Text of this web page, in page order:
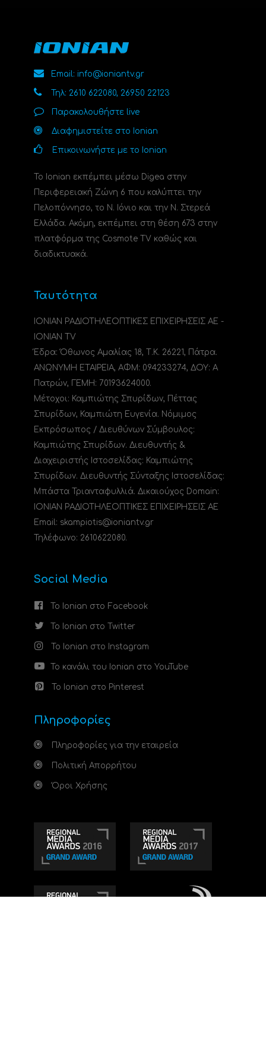
Email: info@ioniantv.gr
Τηλ: 2610 622080, 26950 22123
Παρακολουθήστε live
Διαφημιστείτε στο Ionian
Επικοινωνήστε με το Ionian
Το Ionian εκπέμπει μέσω Digea στην
Περιφερειακή Ζώνη 6 που καλύπτει την
Πελοπόννησο, το N. Ιόνιο και την Ν. Στερεά
Ελλάδα. Ακόμη, εκπέμπει στη θέση 673 στην
πλατφόρμα της Cosmote TV καθώς και
διαδικτυακά.
Ταυτότητα
ΙΟΝΙΑΝ ΡΑΔΙΟΤΗΛΕΟΠΤΙΚΕΣ ΕΠΙΧΕΙΡΗΣΕΙΣ ΑΕ -
IONIAN TV
Έδρα: Όθωνος Αμαλίας 18, Τ.Κ. 26221, Πάτρα.
ΑΝΩΝΥΜΗ ΕΤΑΙΡΕΙΑ, ΑΦΜ: 094233274, ΔΟΥ: A
Πατρών, ΓΕΜΗ: 70193624000.
Μέτοχοι: Καμπιώτης Σπυρίδων, Πέττας
Σπυρίδων, Καμπιώτη Ευγενία. Νόμιμος
Εκπρόσωπος / Διευθύνων Σύμβουλος:
Καμπιώτης Σπυρίδων. Διευθυντής &
Διαχειριστής Ιστοσελίδας: Καμπιώτης
Σπυρίδων. Διευθυντής Σύνταξης Ιστοσελίδας:
Μπάστα Τριανταφυλλιά. Δικαιούχος Domain:
ΙΟΝΙΑΝ ΡΑΔΙΟΤΗΛΕΟΠΤΙΚΕΣ ΕΠΙΧΕΙΡΗΣΕΙΣ ΑΕ
Email: skampiotis@ioniantv.gr
Τηλέφωνο: 2610622080.
Social Media
Το Ionian στο Facebook
Το Ionian στο Twitter
Το Ionian στο Instagram
Το κανάλι του Ionian στο YouTube
Το Ionian στο Pinterest
Πληροφορίες
Πληροφορίες για την εταιρεία
Πολιτική Απορρήτου
Όροι Χρήσης